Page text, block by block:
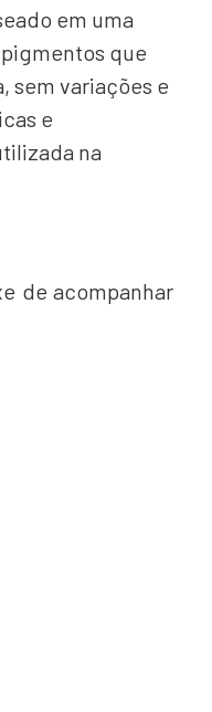
em uma
que
sem variações e
e
na
de acompanhar